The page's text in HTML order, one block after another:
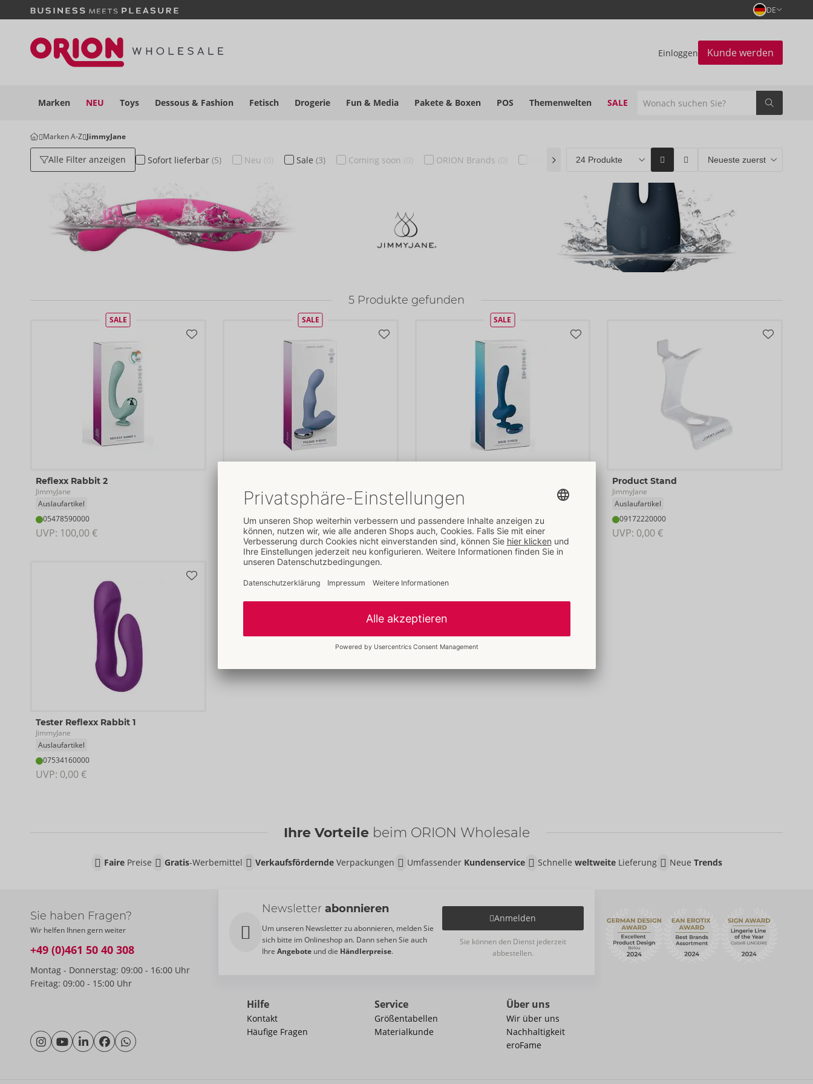
DE
Einloggen Kunde werden
Marken NEU Toys Dessous & Fashion Fetisch Drogerie Fun & Media Pakete & Boxen POS Themenwelten SALE
Marken A-Z JimmyJane
Alle Filter anzeigen Sofort lieferbar (5) Neu (0) Sale (3) Coming soon (0) ORION Brands (0) Bestseller (0)
5 Produkte gefunden
SALE
Reflexx Rabbit 2
JimmyJane
Auslaufartikel
05478590000
UVP: 100,00 €
SALE
JimmyJane
Auslaufartikel
05479050000
UVP: 130,00 €
SALE
Auslaufartikel
05479300000
UVP: 120,00 €
Product Stand
JimmyJane
Auslaufartikel
09172220000
UVP: 0,00 €
Tester Reflexx Rabbit 1
JimmyJane
Auslaufartikel
07534160000
UVP: 0,00 €
Ihre Vorteile beim ORION Wholesale
FairePreise Gratis-Werbemittel VerkaufsförderndeVerpackungen Umfassender Kundenservice Schnelle weltweiteLieferung Neue Trends
Sie haben Fragen?
Wir helfen Ihnen gern weiter
+49 (0)461 50 40 308
Montag - Donnerstag: 09:00 - 16:00 Uhr
Freitag: 09:00 - 15:00 Uhr
Newsletter abonnieren
Um unseren Newsletter zu abonnieren, melden Sie
sich bitte im Onlineshop an. Dann sehen Sie auch
Ihre Angebote und die Händlerpreise.
Anmelden
Sie können den Dienst jederzeit
abbestellen.
Hilfe
Kontakt
Häufige Fragen
Service
Größentabellen
Materialkunde
Über uns
Wir über uns
Nachhaltigkeit
eroFame